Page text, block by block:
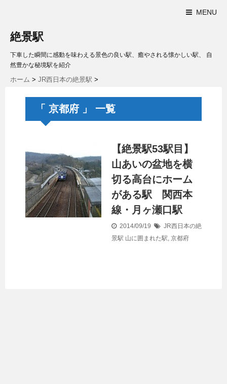
MENU
絶景駅
下車した瞬間に感動を味わえる景色の良い駅、癒やされる懐かしい駅、 自
然豊かな秘境駅を紹介
ホーム > JR西日本の絶景駅 >
「 京都府 」 一覧
【絶景駅53駅目】
山あいの盆地を横
切る高台にホーム
がある駅 関西本
線・月ヶ瀬口駅
2014/09/19
JR西日本の絶
景駅 山に囲まれた駅, 京都府